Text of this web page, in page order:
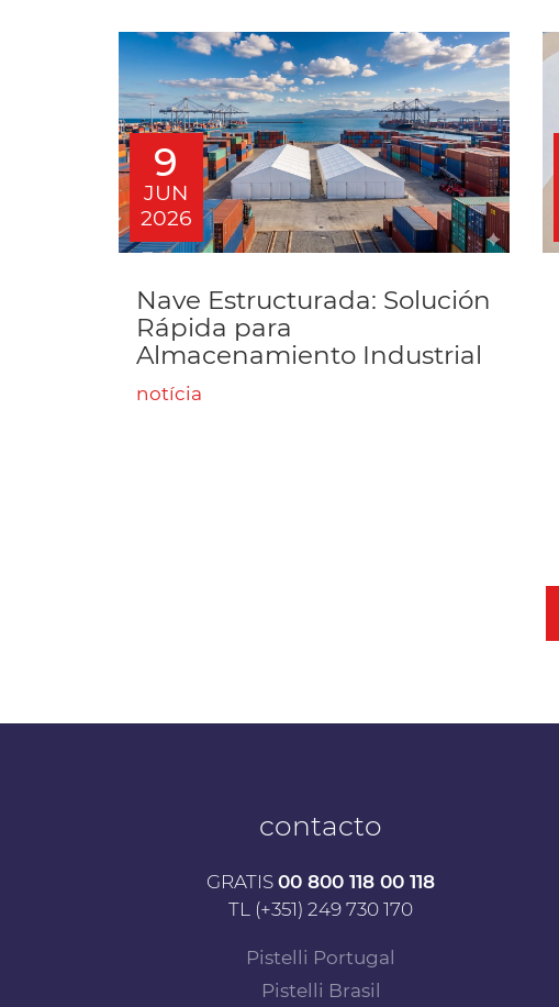
9
JUN
2026
Nave Estructurada: Solución
Rápida para
Almacenamiento Industrial
notícia
contacto
GRATIS 00 800 118 00 118
TL (+351) 249 730 170
Pistelli Portugal
Pistelli Brasil